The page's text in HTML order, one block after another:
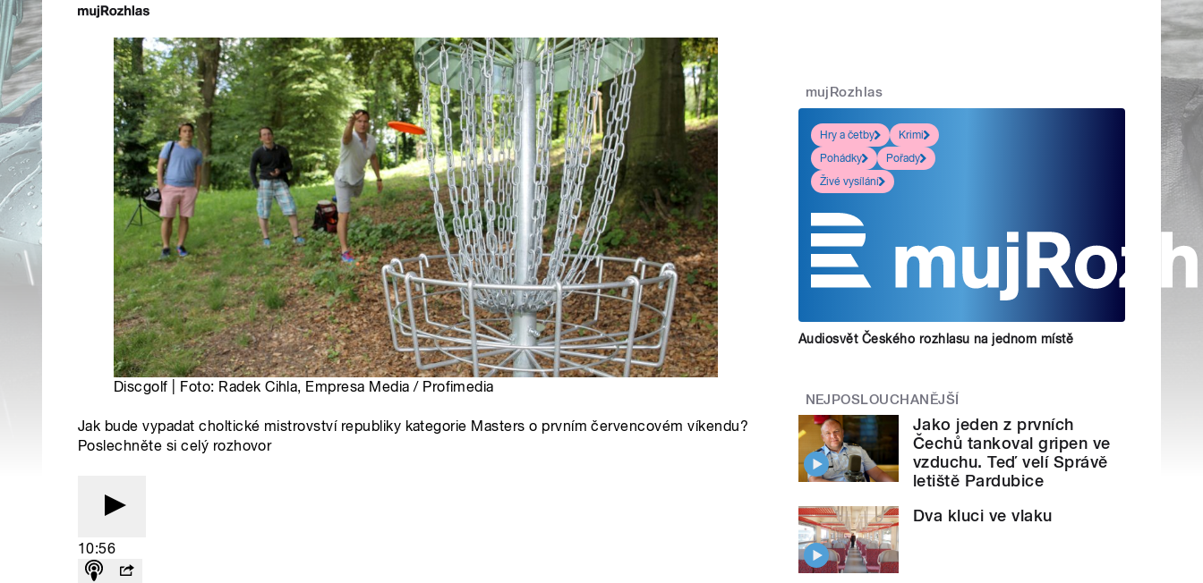
Discgolf | Foto: Radek Cihla, Empresa Media / Profimedia
Jak bude vypadat choltické mistrovství republiky kategorie Masters o prvním červencovém víkendu?
Poslechněte si celý rozhovor
10:56
mujRozhlas
Hry a četby
Krimi
Pohádky
Pořady
Živé vysílání
Audiosvět Českého rozhlasu na jednom místě
NEJPOSLOUCHANĚJŠÍ
Jako jeden z prvních
Čechů tankoval gripen ve
vzduchu. Teď velí Správě
letiště Pardubice
Dva kluci ve vlaku